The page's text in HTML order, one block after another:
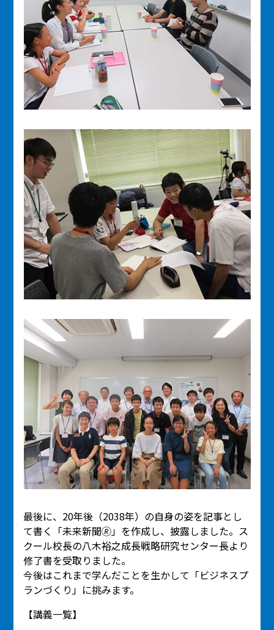
最後に、20年後（2038年）の自身の姿を記事とし
て書く「未来新聞🄬」を作成し、披露しました。ス
クール校長の八木裕之成長戦略研究センター長より
修了書を受取りました。
今後はこれまで学んだことを生かして「ビジネスプ
ランづくり」に挑みます。
【講義一覧】